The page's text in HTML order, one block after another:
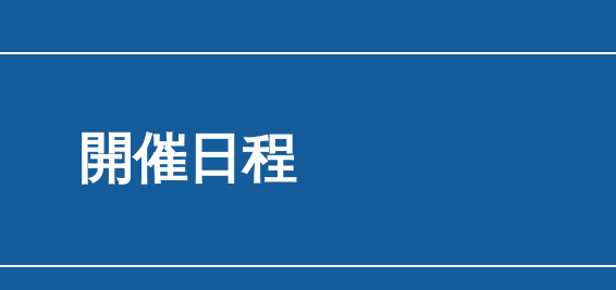
開催日程